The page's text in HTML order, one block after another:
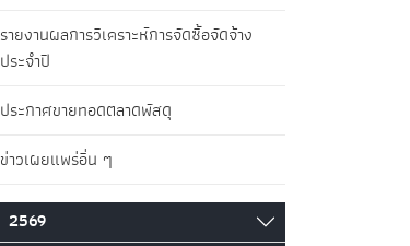
รายงานผลการวิเคราะห์การจัดซื้อจัดจ้าง
ประจำปี
ประกาศขายทอดตลาดพัสดุ
ข่าวเผยแพร่อื่น ๆ
2569